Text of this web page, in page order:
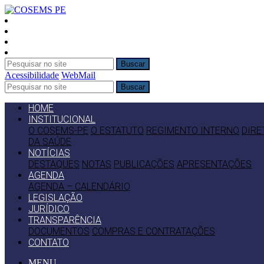
Buscar
Acessibilidade WebMail
Buscar
HOME
INSTITUCIONAL
O COSEMS-PE O ESTATUTO REGIMENTO INTERNO
DA SAÚDE
NOTÍCIAS
DESTAQUES NOTAS PUBLICAÇÕES APRESENTAÇÕES
AGENDA
AGENDA – CALENDÁRIO
LEGISLAÇÃO
JURÍDICO
TRANSPARÊNCIA
DOCUMENTOS COMPRAS E CONTRATAÇÕES
CONTATO